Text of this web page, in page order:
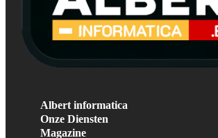
Albert informatica
Onze Diensten
Magazine